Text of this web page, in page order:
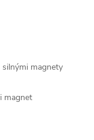
magnety
magnet